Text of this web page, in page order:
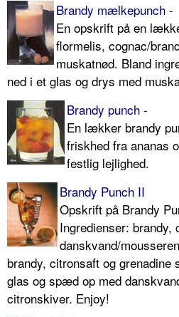
Brandy mælkepunch -
En opskrift på en
flormelis, cognac/
muskatnød. Bland
ned i et glas og drys med
Brandy punch -
En lækker brandy
friskhed fra ananas
festlig lejlighed.
Brandy Punch II
Opskrift på Brandy
Ingredienser: brandy,
danskvand/
brandy, citronsaft og
glas og spæd op med
citronskiver. Enjoy!